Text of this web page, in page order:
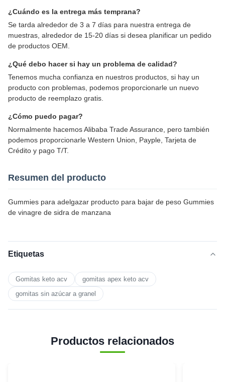
¿Cuándo es la entrega más temprana?
Se tarda alrededor de 3 a 7 días para nuestra entrega de
muestras, alrededor de 15-20 días si desea planificar un pedido
de productos OEM.
¿Qué debo hacer si hay un problema de calidad?
Tenemos mucha confianza en nuestros productos, si hay un
producto con problemas, podemos proporcionarle un nuevo
producto de reemplazo gratis.
¿Cómo puedo pagar?
Normalmente hacemos Alibaba Trade Assurance, pero también
podemos proporcionarle Western Union, Payple, Tarjeta de
Crédito y pago T/T.
Resumen del producto
Gummies para adelgazar producto para bajar de peso Gummies
de vinagre de sidra de manzana
Etiquetas
Gomitas keto acv
gomitas apex keto acv
gomitas sin azúcar a granel
Productos relacionados